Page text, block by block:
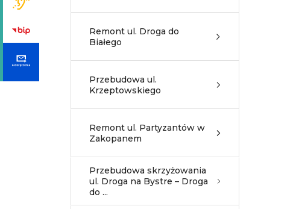
Remont ul. Droga do
Białego
Przebudowa ul.
Krzeptowskiego
Remont ul. Partyzantów w
Zakopanem
Przebudowa skrzyżowania
ul. Droga na Bystre – Droga
do ...